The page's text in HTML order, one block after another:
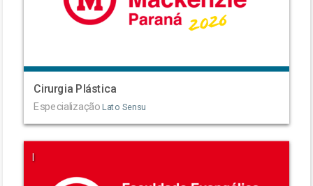
Cirurgia Plástica
Especialização Lato Sensu
|